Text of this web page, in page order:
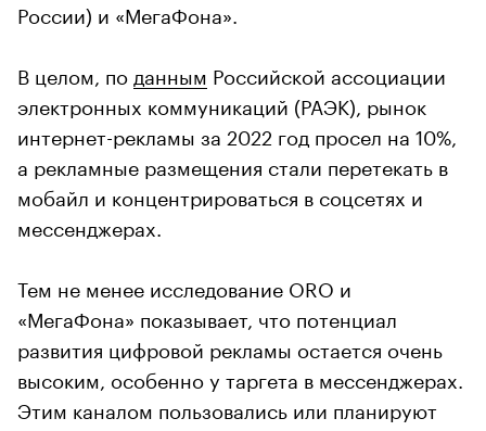
России) и «МегаФона».
В целом, по данным Российской ассоциации
электронных коммуникаций (РАЭК), рынок
интернет-рекламы за 2022 год просел на 10%,
а рекламные размещения стали перетекать в
мобайл и концентрироваться в соцсетях и
мессенджерах.
Тем не менее исследование ORO и
«МегаФона» показывает, что потенциал
развития цифровой рекламы остается очень
высоким, особенно у таргета в мессенджерах.
Этим каналом пользовались или планируют